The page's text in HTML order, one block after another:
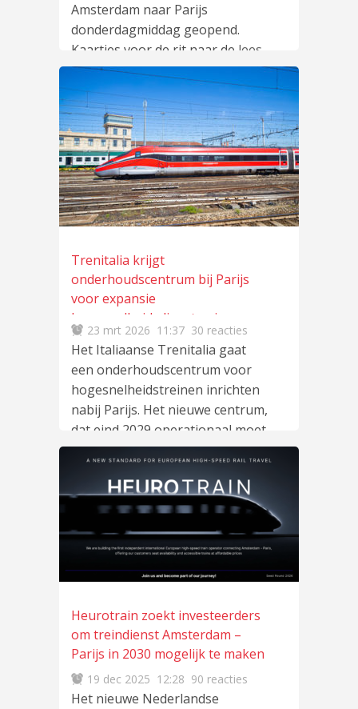
Amsterdam naar Parijs
donderdagmiddag geopend.
Kaartjes voor de rit naar de lees
meer…
Trenitalia krijgt
onderhoudscentrum bij Parijs
voor expansie
hogesnelheidsdiensten in
Frankrijk
23 mrt 2026 11:37 30 reacties
Het Italiaanse Trenitalia gaat
een onderhoudscentrum voor
hogesnelheidstreinen inrichten
nabij Parijs. Het nieuwe centrum,
dat eind 2029 operationaal moet
zijn,lees meer…
Heurotrain zoekt investeerders
om treindienst Amsterdam –
Parijs in 2030 mogelijk te maken
19 dec 2025 12:28 90 reacties
Het nieuwe Nederlandse